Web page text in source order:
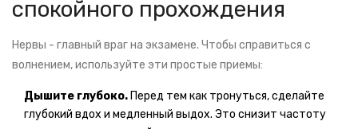
спокойного прохождения
Нервы - главный враг на экзамене. Чтобы справиться с
волнением, используйте эти простые приемы:
Дышите глубоко. Перед тем как тронуться, сделайте
глубокий вдох и медленный выдох. Это снизит частоту